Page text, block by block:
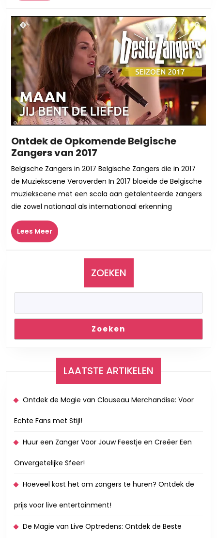
Ontdek de Opkomende Belgische
Zangers van 2017
de
Opkomende
Belgische
Zangers
van
Belgische Zangers in 2017 Belgische Zangers die in 2017
de Muziekscene Veroverden In 2017 bloeide de Belgische
muziekscene met een scala aan getalenteerde zangers
die zowel nationaal als internationaal erkenning
Lees MeerLees
Meer
ZOEKEN
Zoeken
LAATSTE ARTIKELEN
Ontdek de Magie van Clouseau Merchandise: Voor
Echte Fans met Stijl!
Huur een Zanger Voor Jouw Feestje en Creëer Een
Onvergetelijke Sfeer!
Hoeveel kost het om zangers te huren? Ontdek de
prijs voor live entertainment!
De Magie van Live Optredens: Ontdek de Beste